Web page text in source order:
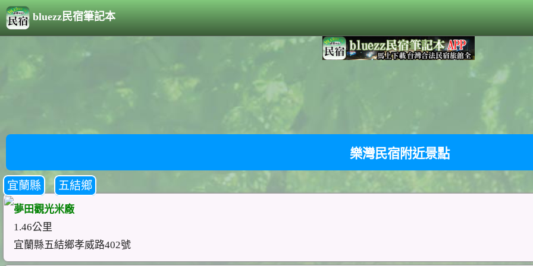
bluezz民宿筆記本
樂灣民宿附近景點
宜蘭縣 五結鄉
夢田觀光米廠
1.46公里
宜蘭縣五結鄉孝威路402號